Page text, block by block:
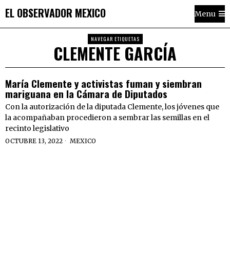
EL OBSERVADOR MEXICO Menu
NAVEGAR ETIQUETAS
CLEMENTE GARCÍA
María Clemente y activistas fuman y siembran
mariguana en la Cámara de Diputados
Con la autorización de la diputada Clemente, los jóvenes que
la acompañaban procedieron a sembrar las semillas en el
recinto legislativo
OCTUBRE 13, 2022 MEXICO